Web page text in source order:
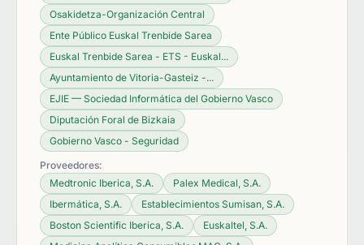
Osakidetza-Organización Central
Ente Público Euskal Trenbide Sarea
Euskal Trenbide Sarea - ETS - Euskal...
Ayuntamiento de Vitoria-Gasteiz -...
EJIE — Sociedad Informática del Gobierno Vasco
Diputación Foral de Bizkaia
Gobierno Vasco - Seguridad
Proveedores:
Medtronic Iberica, S.A.
Palex Medical, S.A.
Ibermática, S.A.
Establecimientos Sumisan, S.A.
Boston Scientific Iberica, S.A.
Euskaltel, S.A.